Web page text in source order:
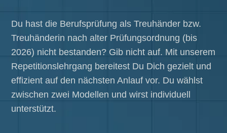
Du hast die Berufsprüfung als Treuhänder bzw.
Treuhänderin nach alter Prüfungsordnung (bis
2026) nicht bestanden? Gib nicht auf. Mit unserem
Repetitionslehrgang bereitest Du Dich gezielt und
effizient auf den nächsten Anlauf vor. Du wählst
zwischen zwei Modellen und wirst individuell
unterstützt.